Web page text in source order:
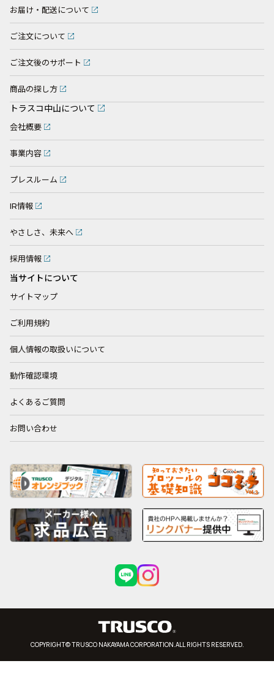
お届け・配送について
ご注文について
ご注文後のサポート
商品の探し方
トラスコ中山について
会社概要
事業内容
プレスルーム
IR情報
やさしさ、未来へ
採用情報
当サイトについて
サイトマップ
ご利用規約
個人情報の取扱いについて
動作確認環境
よくあるご質問
お問い合わせ
COPYRIGHT© TRUSCO NAKAYAMA CORPORATION.ALL RIGHTS RESERVED.